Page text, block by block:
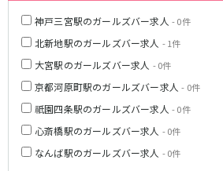
神戸三宮駅のガールズバー求人 - 0件
北新地駅のガールズバー求人 - 1件
大宮駅のガールズバー求人 - 0件
京都河原町駅のガールズバー求人- 0件
祇園四条駅のガールズバー求人 - 0件
心斎橋駅のガールズバー求人 - 0件
なんば駅のガールズバー求人 - 0件
大阪駅
京橋駅
天満駅
弁天町駅
森ノ宮駅
Osaka Metro堺筋線
長堀橋駅
恵美須町駅